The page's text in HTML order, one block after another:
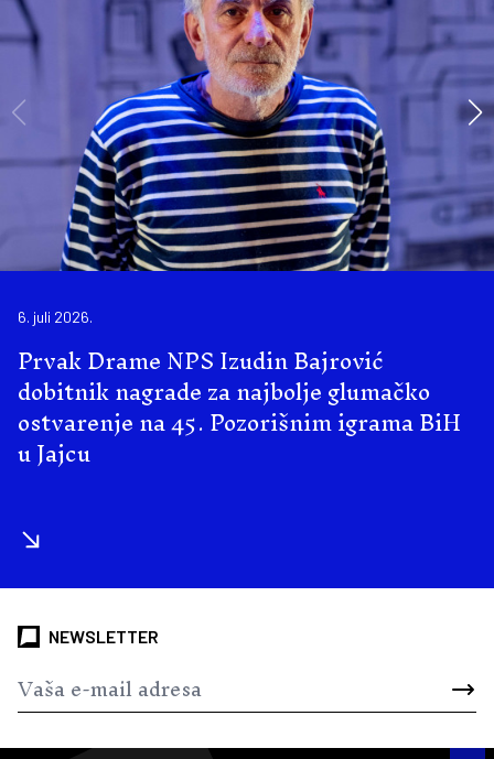
6. juli 2026.
Prvak Drame NPS Izudin Bajrović
dobitnik nagrade za najbolje glumačko
ostvarenje na 45. Pozorišnim igrama BiH
u Jajcu
NEWSLETTER